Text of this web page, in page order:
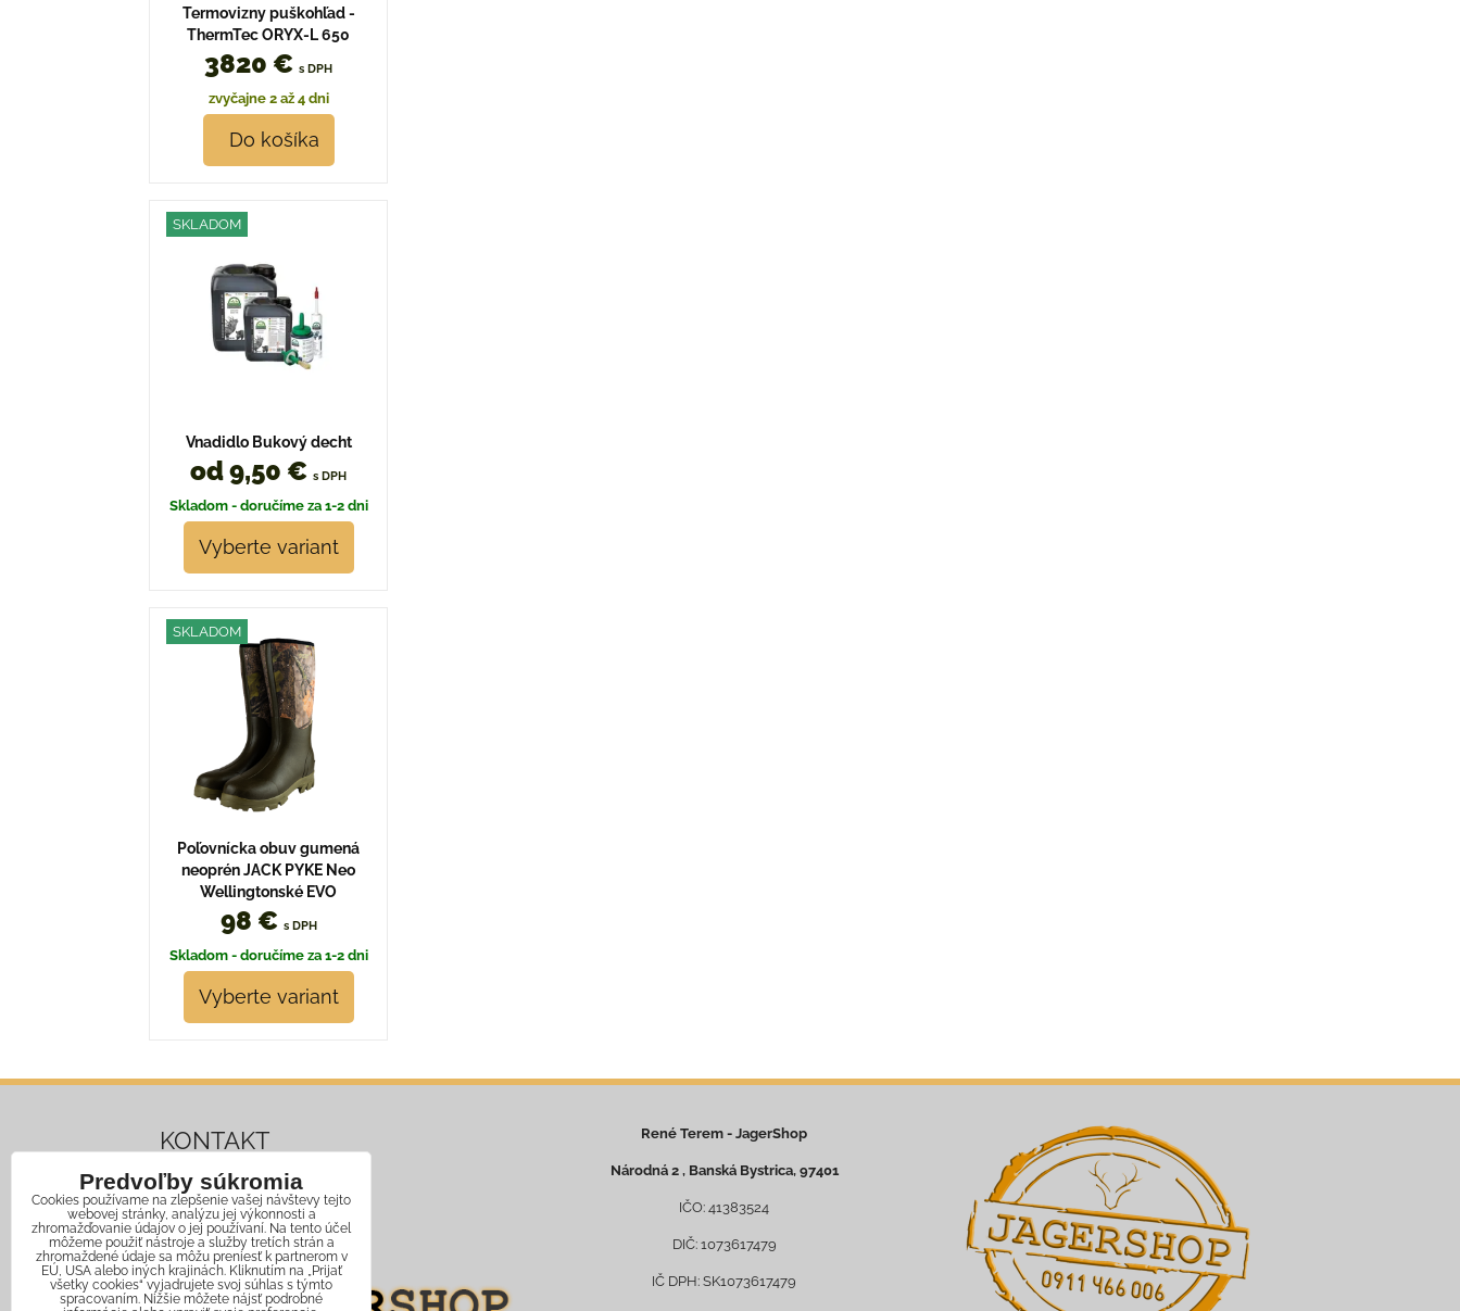
Termovizny puškohľad -
ThermTec ORYX-L 650
3820 € s DPH
zvyčajne 2 až 4 dni
Do košíka
SKLADOM
Vnadidlo Bukový decht
od 9,50 € s DPH
Skladom - doručíme za 1-2 dni
Vyberte variant
SKLADOM
Poľovnícka obuv gumená
neoprén JACK PYKE Neo
Wellingtonské EVO
98 € s DPH
Skladom - doručíme za 1-2 dni
Vyberte variant
KONTAKT
Mobil: +421 911 466 006
Email: info@jagershop.sk
René Terem - JagerShop
Národná 2 , Banská Bystrica, 97401
IČO: 41383524
DIČ: 1073617479
IČ DPH: SK1073617479
Predvoľby súkromia
Cookies používame na zlepšenie vašej návštevy tejto
webovej stránky, analýzu jej výkonnosti a
zhromažďovanie údajov o jej používaní. Na tento účel
môžeme použiť nástroje a služby tretích strán a
zhromaždené údaje sa môžu preniesť k partnerom v
EÚ, USA alebo iných krajinách. Kliknutím na „Prijať
všetky cookies“ vyjadrujete svoj súhlas s týmto
spracovaním. Nižšie môžete nájsť podrobné